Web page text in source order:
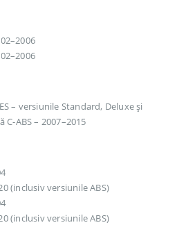
– versiunile Standard, Deluxe și
ABS – 2007–2015
(inclusiv versiunile ABS)
(inclusiv versiunile ABS)